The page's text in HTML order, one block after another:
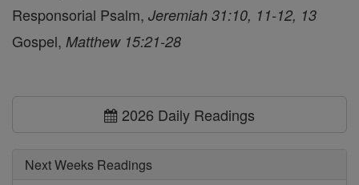
Responsorial Psalm, Jeremiah 31:10, 11-12, 13
Gospel, Matthew 15:21-28
2026 Daily Readings
Next Weeks Readings